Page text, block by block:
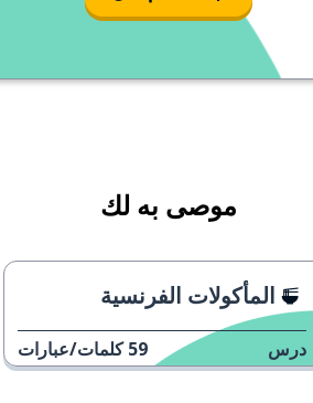
موصى به لك
المأكولات الفرنسية
درس 59 كلمات/عبارات